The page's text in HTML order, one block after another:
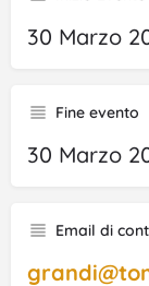
30 Marzo
Fine evento
30 Marzo
Email di